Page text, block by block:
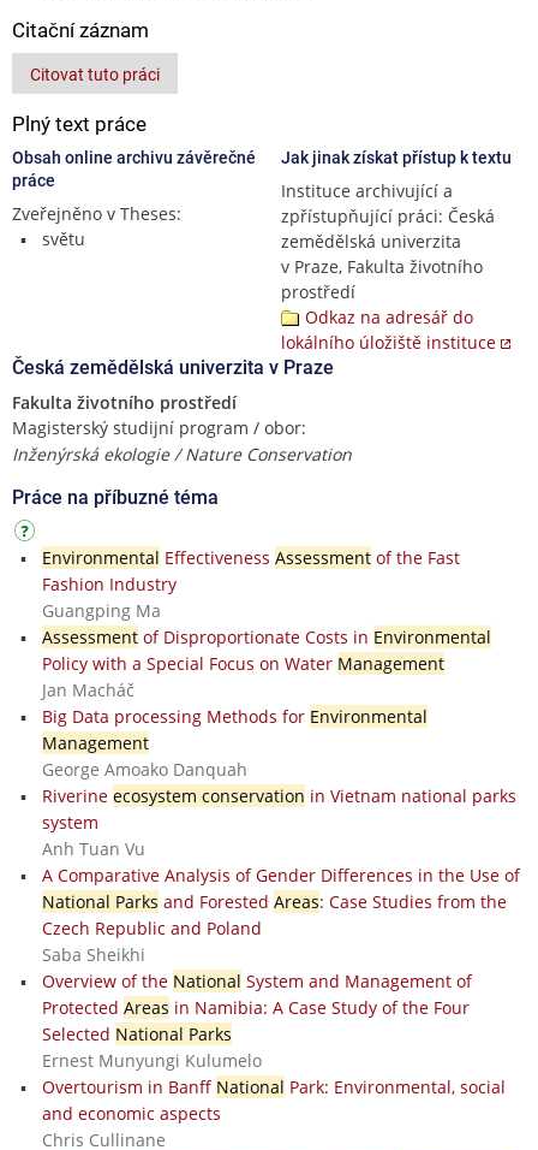
Citační záznam
Citovat tuto práci
Plný text práce
Obsah online archivu závěrečné
práce
Zveřejněno v Theses:
světu
Jak jinak získat přístup k textu
Instituce archivující a
zpřístupňující práci: Česká
zemědělská univerzita
v Praze, Fakulta životního
prostředí
Odkaz na adresář do
lokálního úložiště instituce
Česká zemědělská univerzita v Praze
Fakulta životního prostředí
Magisterský studijní program / obor:
Inženýrská ekologie / Nature Conservation
Práce na příbuzné téma
Environmental Effectiveness Assessmentof the Fast
Fashion Industry
Guangping Ma
Assessmentof Disproportionate Costs in Environmental
Policy with a Special Focus on Water Management
Jan Macháč
Big Data processing Methods for Environmental
Management
George Amoako Danquah
Riverine ecosystem conservation in Vietnam national parks
system
Anh Tuan Vu
A Comparative Analysis of Gender Differences in the Use of
National Parks and Forested Areas: Case Studies from the
Czech Republic and Poland
Saba Sheikhi
Overview of the National System and Management of
Protected Areas in Namibia: A Case Study of the Four
Selected National Parks
Ernest Munyungi Kulumelo
Overtourism in Banff National Park: Environmental, social
and economic aspects
Chris Cullinane